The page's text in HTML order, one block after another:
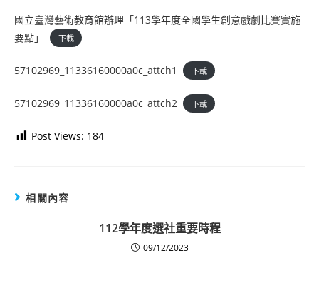
國立臺灣藝術教育館辦理「113學年度全國學生創意戲劇比賽實施
要點」
下載
57102969_11336160000a0c_attch1 下載
57102969_11336160000a0c_attch2 下載
Post Views: 184
相關內容
112學年度選社重要時程
09/12/2023